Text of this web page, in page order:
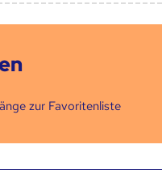
zur Favoritenliste